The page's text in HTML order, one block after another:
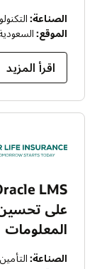
الصناعة:
الموقع:
اقرأ المزيد
على تحسين
المعلومات
الصناعة: التأمين